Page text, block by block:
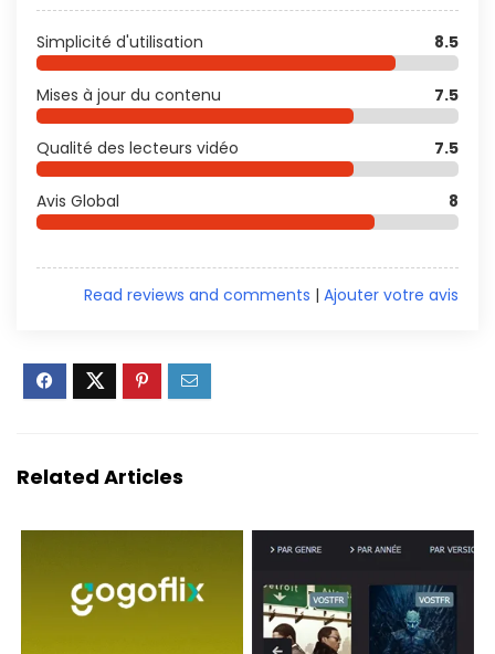
Simplicité d'utilisation 8.5
Mises à jour du contenu 7.5
Qualité des lecteurs vidéo 7.5
Avis Global 8
Ajouter votre avis
|
Read reviews and comments
Related Articles